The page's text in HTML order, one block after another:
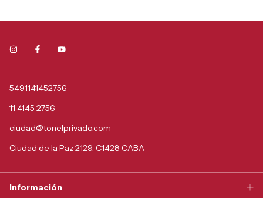
5491141452756
11 4145 2756
ciudad@tonelprivado.com
Ciudad de la Paz 2129, C1428 CABA
Información